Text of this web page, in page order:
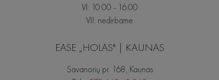
VI: 10.00 - 16.00
VII: nedirbame
EASE „HOLAS" | KAUNAS
Savanorių pr. 168, Kaunas